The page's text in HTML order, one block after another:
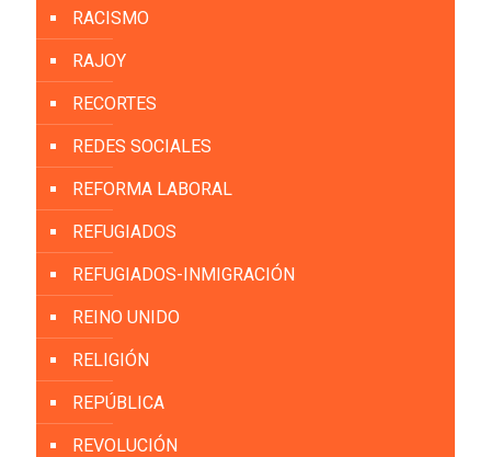
RACISMO
RAJOY
RECORTES
REDES SOCIALES
REFORMA LABORAL
REFUGIADOS
REFUGIADOS-INMIGRACIÓN
REINO UNIDO
RELIGIÓN
REPÚBLICA
REVOLUCIÓN